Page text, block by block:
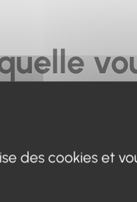
le moteur de
des cookies et